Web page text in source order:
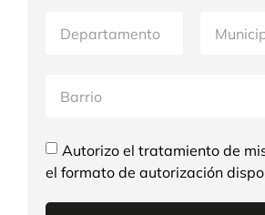
Autorizo el tratamiento de
el formato de autorización